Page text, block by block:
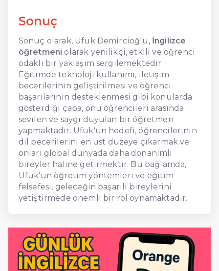
Sonuç
Sonuç olarak, Ufuk Demircioğlu, İngilizce
öğretmeni olarak yenilikçi, etkili ve öğrenci
odaklı bir yaklaşım sergilemektedir.
Eğitimde teknoloji kullanımı, iletişim
becerilerinin geliştirilmesi ve öğrenci
başarılarının desteklenmesi gibi konularda
gösterdiği çaba, onu öğrencileri arasında
sevilen ve saygı duyulan bir öğretmen
yapmaktadır. Ufuk'un hedefi, öğrencilerinin
dil becerilerini en üst düzeye çıkarmak ve
onları global dünyada daha donanımlı
bireyler haline getirmektir. Bu bağlamda,
Ufuk'un öğretim yöntemleri ve eğitim
felsefesi, geleceğin başarılı bireylerini
yetiştirmede önemli bir rol oynamaktadır.